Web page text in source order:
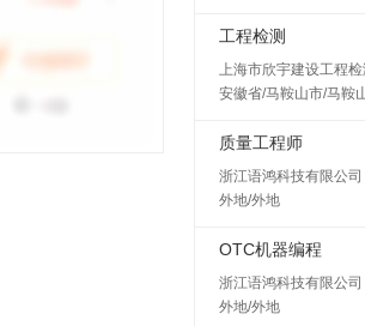
工程检测
安徽省/马鞍山市/马鞍
质量工程师
浙江语鸿科技有限公司
外地/外地
OTC机器编程
浙江语鸿科技有限公司
外地/外地